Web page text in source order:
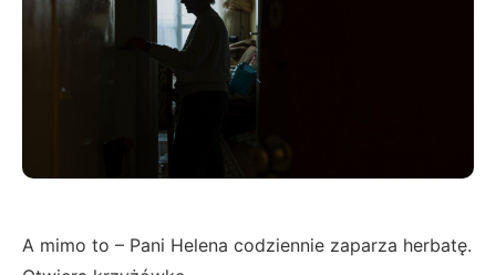
A mimo to – Pani Helena codziennie zaparza herbatę.